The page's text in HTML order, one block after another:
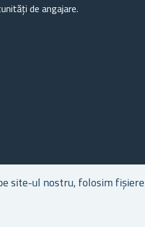
site-ul nostru, folosim
de angajare.